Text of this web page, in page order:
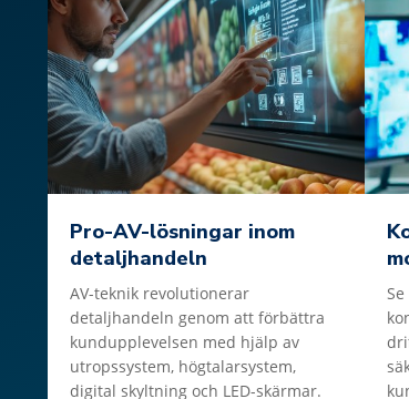
Pro-AV-lösningar inom
detaljhandeln
AV-teknik revolutionerar
detaljhandeln genom att förbättra
kundupplevelsen med hjälp av
utropssystem, högtalarsystem,
digital skyltning och LED-skärmar.